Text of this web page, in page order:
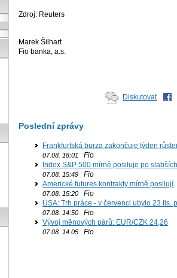
Zdroj: Reuters
Marek Šilhart
Fio banka, a.s.
Diskutovat
Poslední zprávy
Frankfurtská burza zakončuje týden
07.08. 18:01
Fio
Index S&P 500 mírně posiluje po
07.08. 15:49 Fio
Americké futures kontrakty mírně posilují
07.08. 15:20 Fio
USA: Trh práce - v červenci ubylo 23 tis.
07.08. 14:50 Fio
Vývoj měnových párů: EUR/CZK 24,26
07.08. 14:05 Fio